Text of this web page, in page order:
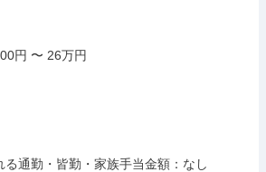
円 〜 26万円
通勤・皆勤・家族手当金額：なし